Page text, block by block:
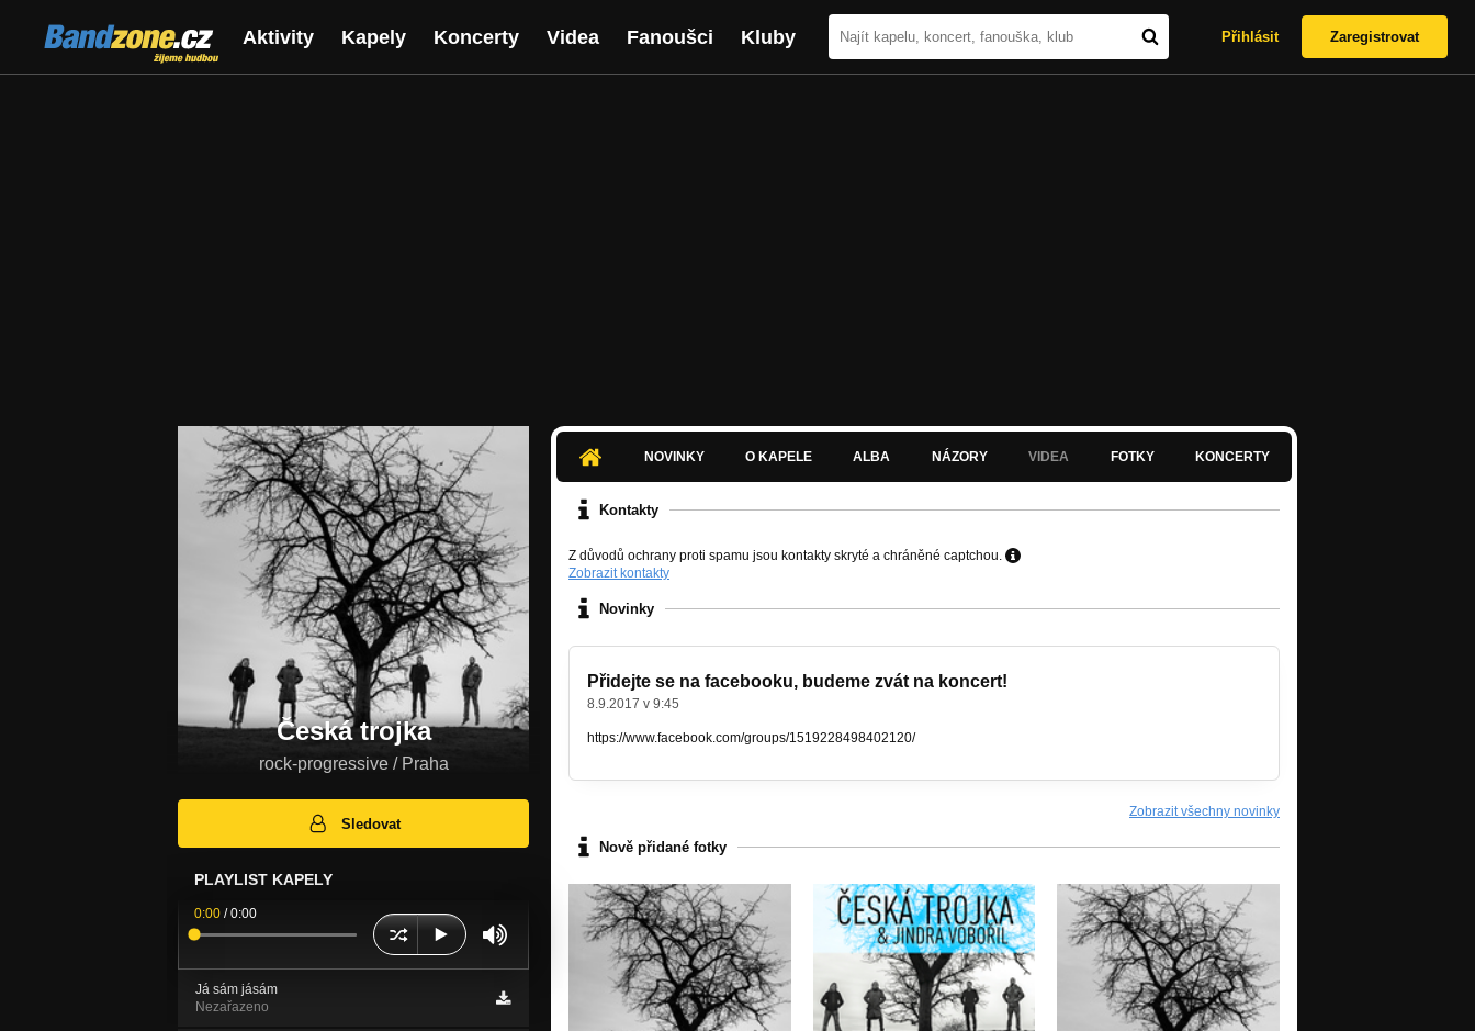
Bandzone.cz
žijeme hudbou
Aktivity Kapely Koncerty Videa Fanoušci Kluby Přihlásit Zaregistrovat
Česká trojka
rock-progressive / Praha
Sledovat
PLAYLIST KAPELY
0:00 /0:00
Já sám jásám
Nezařazeno
NOVINKY O KAPELE ALBA NÁZORY VIDEA FOTKY KONCERTY
Kontakty
Z důvodů ochrany proti spamu jsou kontakty skryté a chráněné captchou.
Zobrazit kontakty
Novinky
Přidejte se na facebooku, budeme zvát na koncert!
8.9.2017 v 9:45
https://www.facebook.com/groups/1519228498402120/
Zobrazit všechny novinky
Nově přidané fotky